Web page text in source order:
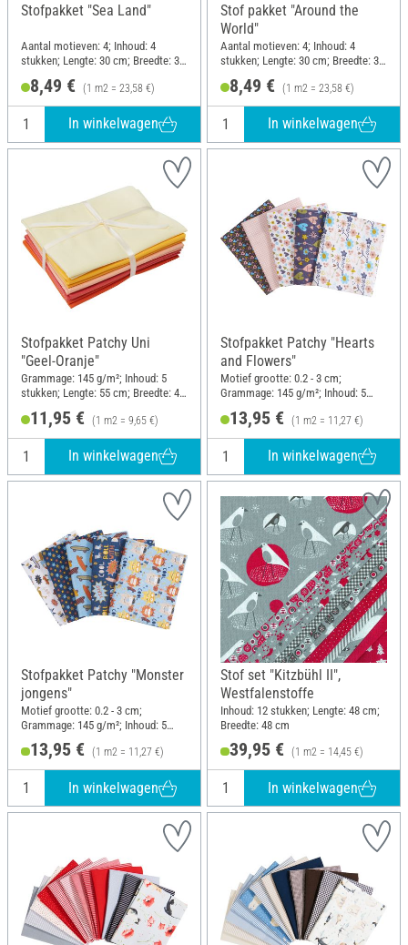
Stofpakket "Sea Land"
Aantal motieven: 4; Inhoud: 4
stukken; Lengte: 30 cm; Breedte: 30
8,49 € (1 m2 = 23,58 €)
In winkelwagen
Stof pakket "Around the
World"
Aantal motieven: 4; Inhoud: 4
stukken; Lengte: 30 cm; Breedte: 30
8,49 € (1 m2 = 23,58 €)
In winkelwagen
Stofpakket Patchy Uni
"Geel-Oranje"
Grammage: 145 g/m²; Inhoud: 5
stukken; Lengte: 55 cm; Breedte: 45
11,95 € (1 m2 = 9,65 €)
In winkelwagen
Stofpakket Patchy "Hearts
and Flowers"
Motief grootte: 0.2 - 3 cm;
Grammage: 145 g/m²; Inhoud: 5
cm13,95 € (1 m2 = 11,27 €)
In winkelwagen
Stofpakket Patchy "Monster
jongens"
Motief grootte: 0.2 - 3 cm;
Grammage: 145 g/m²; Inhoud: 5
stukken; Lengte: 55 cm; Breedte: 45
cm13,95 € (1 m2 = 11,27 €)
In winkelwagen
Stof set "Kitzbühl II",
Westfalenstoffe
Inhoud: 12 stukken; Lengte: 48 cm;
Breedte: 48 cm
39,95 € (1 m2 = 14,45 €)
In winkelwagen